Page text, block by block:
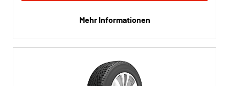
Mehr Informationen